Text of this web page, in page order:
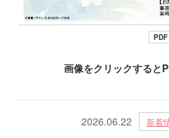
PDF
画像をクリックすると
2026.06.22 新着